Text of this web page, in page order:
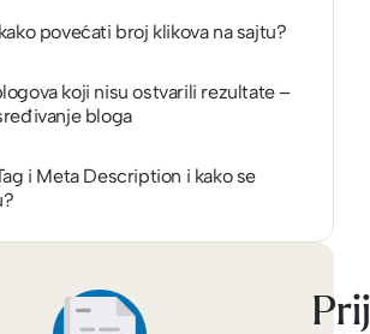
povećati broj klikova na sajtu?
koji nisu ostvarili rezultate –
bloga
i Meta Description i kako se